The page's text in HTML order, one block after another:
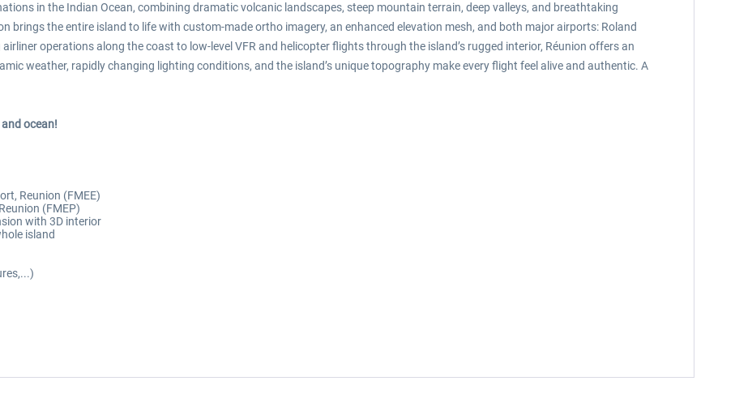
in the Indian Ocean, combining dramatic volcanic landscapes, steep mountain terrain, deep valleys, and breathtaking
brings the entire island to life with custom-made ortho imagery, an enhanced elevation mesh, and both major airports: Roland
operations along the coast to low-level VFR and helicopter flights through the island’s rugged interior, Réunion offers an
weather, rapidly changing lighting conditions, and the island’s unique topography make every flight feel alive and authentic. A
ocean!
Reunion (FMEE)
(FMEP)
with 3D interior
island